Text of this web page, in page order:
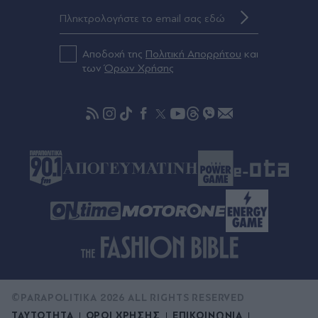
εκπαιδευτικό υλικό, τόσο σε έντυπη όσο και σε
ηλεκτρονική μορφή"
Πριν 44 λεπτά
στην Μπαρτσελόνα
Αποδοχή της Πολιτική Απορρήτου και
τωνΌρων Χρήσης
©PARAPOLITIKA 2026 ALL RIGHTS RESERVED